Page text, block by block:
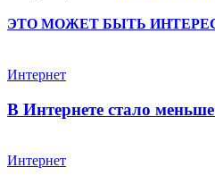
ЭТО МОЖЕТ БЫТЬ
Интернет
В Интернете стало
Интернет